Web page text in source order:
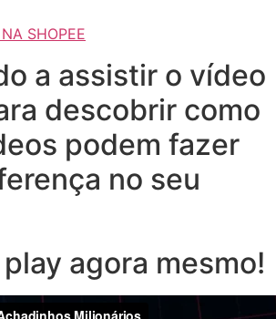
SHOPEE
a assistir o vídeo
descobrir como
podem fazer
no seu
agora mesmo!